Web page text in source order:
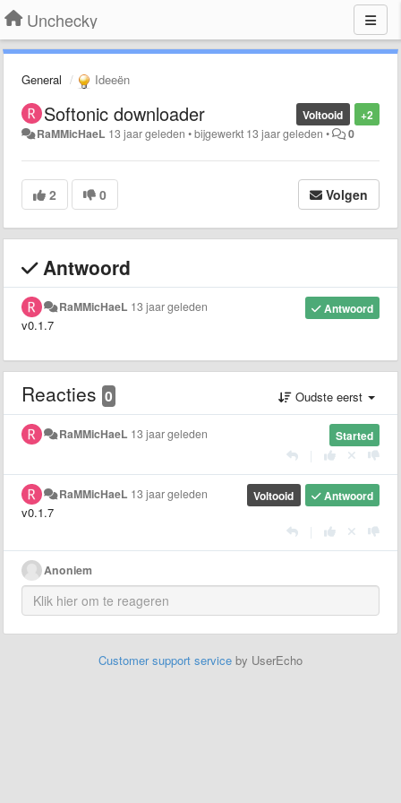
Unchecky
General Ideeën
+2
Voltooid
Softonic downloader
RaMMicHaeL 13 jaar geleden •bijgewerkt 13 jaar geleden • 0
2 0 Volgen
Antwoord
Antwoord
RaMMicHaeL 13 jaar geleden
v0.1.7
Reacties 0 Oudste eerst
Started
RaMMicHaeL 13 jaar geleden
Antwoord
Voltooid
RaMMicHaeL 13 jaar geleden
v0.1.7
Anoniem
Customer support service by UserEcho